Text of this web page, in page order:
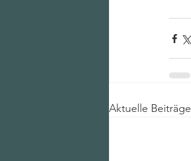
Aktuelle Beiträge